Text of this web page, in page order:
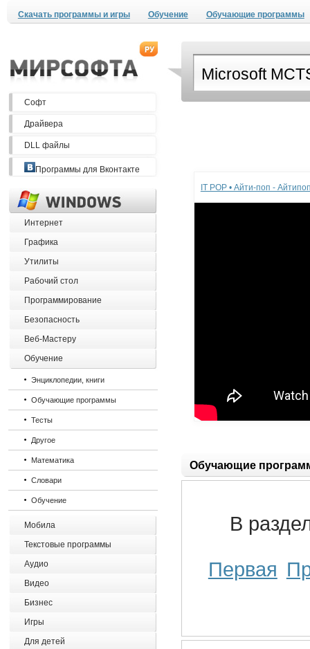
Скачать программы и игры Обучение Обучающие программы
Софт
Драйвера
DLL файлы
Программы для Вконтакте
Интернет
Графика
Утилиты
Рабочий стол
Программирование
Безопасность
Веб-Мастеру
Обучение
Энциклопедии, книги
Обучающие программы
Тесты
Другое
Математика
Словари
Обучение
Мобила
Текстовые программы
Аудио
Видео
Бизнес
Игры
Для детей
IT POP • Айти-поп -
Обучающие
В
Первая